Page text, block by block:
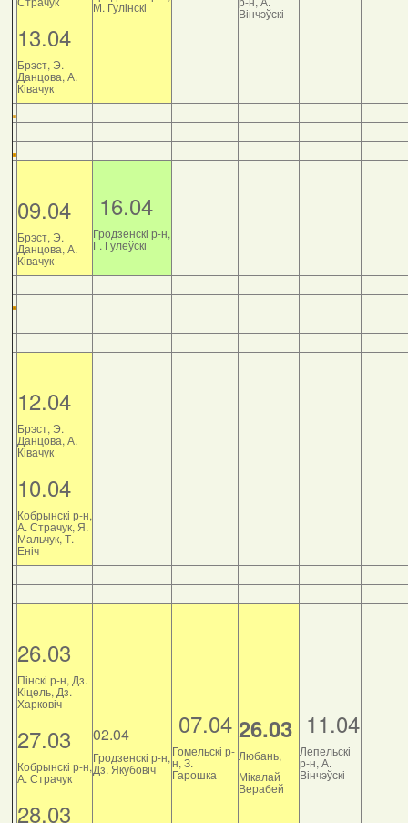
13.04
Брэст, Э.
Данцова, А.
Ківачук
М. Гулінскі Вінчэўскі
09.04
Брэст, Э.
Данцова, А.
Ківачук
16.04
Гродзенскі р-н,
Г. Гулеўскі
12.04
Брэст, Э.
Данцова, А.
Ківачук
10.04
Кобрынскі р-н,
А. Страчук, Я.
Мальчук, Т.
Еніч
26.03
Пінскі р-н, Дз.
Кіцель, Дз.
Харковіч
27.03
Кобрынскі р-н,
А. Страчук
28.03
02.04
Гродзенскі р-н,
Дз. Якубовіч
07.04
Гомельскі р-
н, З.
Гарошка
26.03
Любань,
Мікалай
Верабей
11.04
Лепельскі
р-н, А.
Вінчэўскі